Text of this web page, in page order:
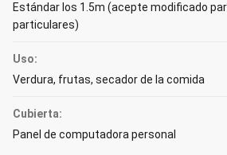
Estándar los 1.5m (acepte modificado
particulares)
Uso:
Verdura, frutas, secador de la comida
Cubierta:
Panel de computadora personal